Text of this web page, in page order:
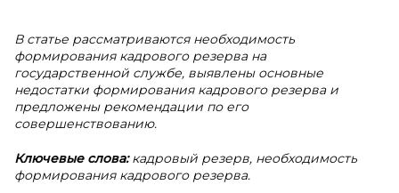
В статье рассматриваются необходимость
формирования кадрового резерва на
государственной службе, выявлены основные
недостатки формирования кадрового резерва и
предложены рекомендации по его
совершенствованию.
Ключевые слова:кадровый резерв, необходимость
формирования кадрового резерва.